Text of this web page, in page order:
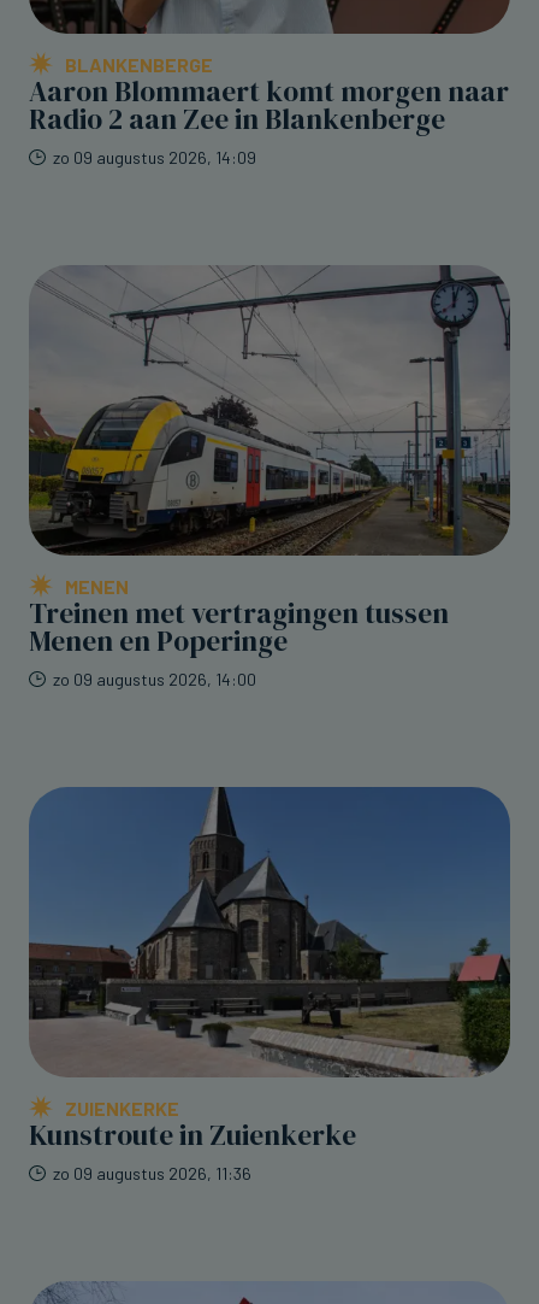
BLANKENBERGE
Aaron Blommaert komt morgen naar
Radio 2 aan Zee in Blankenberge
zo 09 augustus 2026, 14:09
MENEN
Treinen met vertragingen tussen
Menen en Poperinge
zo 09 augustus 2026, 14:00
ZUIENKERKE
Kunstroute in Zuienkerke
zo 09 augustus 2026, 11:36